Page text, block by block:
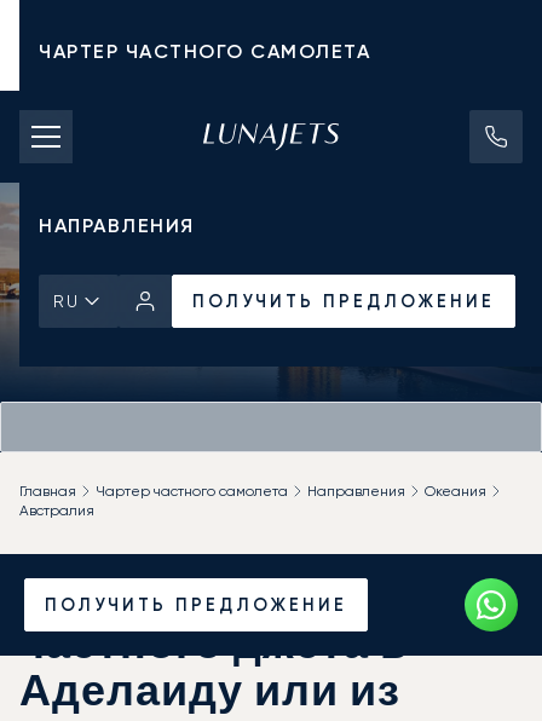
ЧАРТЕР ЧАСТНОГО САМОЛЕТА
СТОИМОСТЬ ЧАРТЕРА
ЧАСТНЫЕ САМОЛЕТЫ
НАПРАВЛЕНИЯ
RU ПОЛУЧИТЬ ПРЕДЛОЖЕНИЕ
ПОЛУЧИТЬ ПРЕДЛОЖЕНИЕ
Главная Чартер частного самолета Направления
Океания
Австралия
Закажите аренду
частного джета в
Аделаиду или из